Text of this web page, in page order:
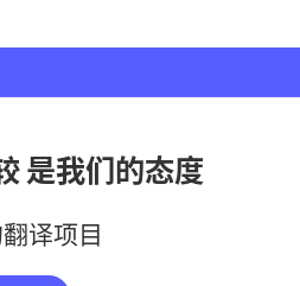
是我们的态度
译项目